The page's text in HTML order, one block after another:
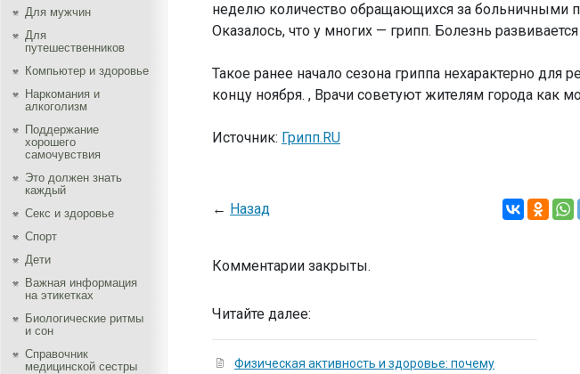
Для мужчин
Для
путешественников
Компьютер и здоровье
Наркомания и
алкоголизм
Поддержание
хорошего
самочувствия
Это должен знать
каждый
Секс и здоровье
Спорт
Дети
Важная информация
на этикетках
Биологические ритмы
и сон
Справочник
медицинской сестры
неделю количество обращающихся за больничными
Оказалось, что у многих — грипп. Болезнь
Такое ранее начало сезона гриппа нехарактерно для
концу ноября. , Врачи советуют жителям города как
Источник: Грипп.RU
← Назад
Комментарии закрыты.
Читайте далее:
Физическая активность и здоровье: почему